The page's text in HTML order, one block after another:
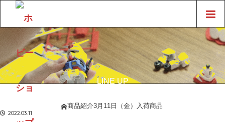
LINE UP
ホーム
商品紹介3月11日（金）入荷商品
2022.03.11